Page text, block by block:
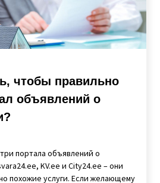
правильно
объявлений о
портала объявлений о
KV.ee и City24.ee – они
похожие услуги. Если желающему